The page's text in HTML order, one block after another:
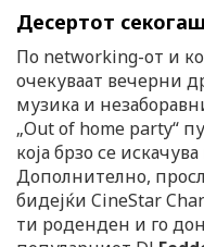
Десертот
По networking-от и
очекуваат вечерни
музика и
„Out of home party“
која брзо се
Дополнително,
бидејќи CineStar
ти роденден и го